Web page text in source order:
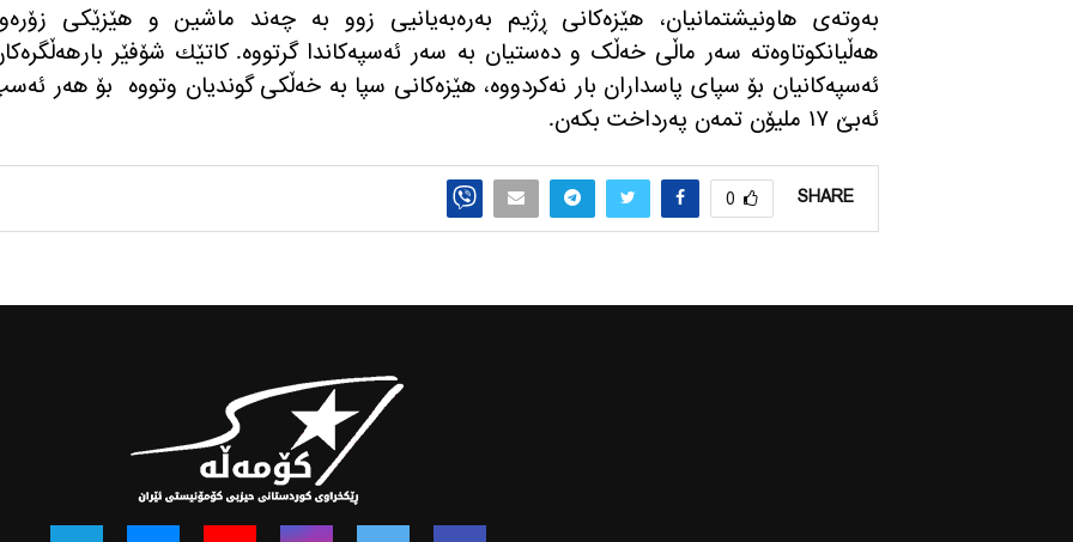
به‌وته‌ی هاونیشتمانیان، هێزه‌كانی ڕژیم بەرەبەیانیی زوو بە چەند ماشین و هێزێکی
هەڵیانکوتاوەتە سەر ماڵی خەڵک و دەستیان بە سەر ئەسپەکاندا گرتووە. كاتێك شۆفێر
ئه‌سپه‌كانیان بۆ سپای پاسداران بار نه‌كردووه‌، هێزه‌كانی سپا به‌ خه‌ڵكی گوندیان وتووه‌ بۆ هه‌ر
ئه‌بێ ١٧ ملیۆن تمه‌ن په‌رداخت بكه‌ن.
SHARE
0